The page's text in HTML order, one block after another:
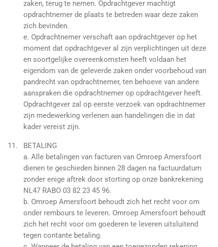
zaken, terug te nemen. Opdrachtgever machtigt
opdrachtnemer de plaats te betreden waar deze zaken
zich bevinden.
e. Opdrachtnemer verschaft aan opdrachtgever op het
moment dat opdrachtgever al zijn verplichtingen uit deze
en soortgelijke overeenkomsten heeft voldaan het
eigendom van de geleverde zaken onder voorbehoud van
pandrecht van opdrachtnemer, ten behoeve van andere
aanspraken die opdrachtnemer op opdrachtgever heeft.
Opdrachtgever zal op eerste verzoek van opdrachtnemer
zijn medewerking verlenen aan handelingen die in dat
kader vereist zijn.
BETALING
a. Alle betalingen van facturen van Omroep Amersfoort
dienen te geschieden binnen 28 dagen na factuurdatum
zonder enige aftrek door storting op onze bankrekening
NL47 RABO 03 82 23 45 96.
b. Omroep Amersfoort behoudt zich het recht voor om
onder rembours te leveren. Omroep Amersfoort behoudt
zich het recht voor om goederen te leveren uitsluitend
tegen contante betaling.